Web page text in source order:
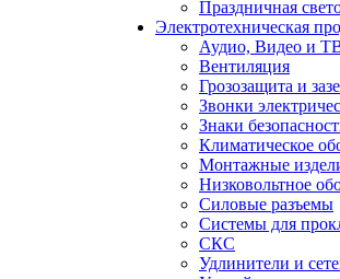
Праздничная
Электротехническая
Аудио, Видео и
Вентиляция
Грозозащита и
Звонки
Знаки
Климатическое
Монтажные
Низковольтное
Силовые разъемы
Системы для
СКС
Удлинители и